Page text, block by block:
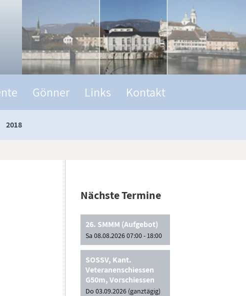
Gönner Links Kontakt
2018
Nächste Termine
26. SMMM (Aufgebot)
Sa 08.08.2026 07:00 - 18:00
SOSSV, Kant.
Veteranenschiessen
G50m, Vorschiessen
Do 03.09.2026 (ganztägig)